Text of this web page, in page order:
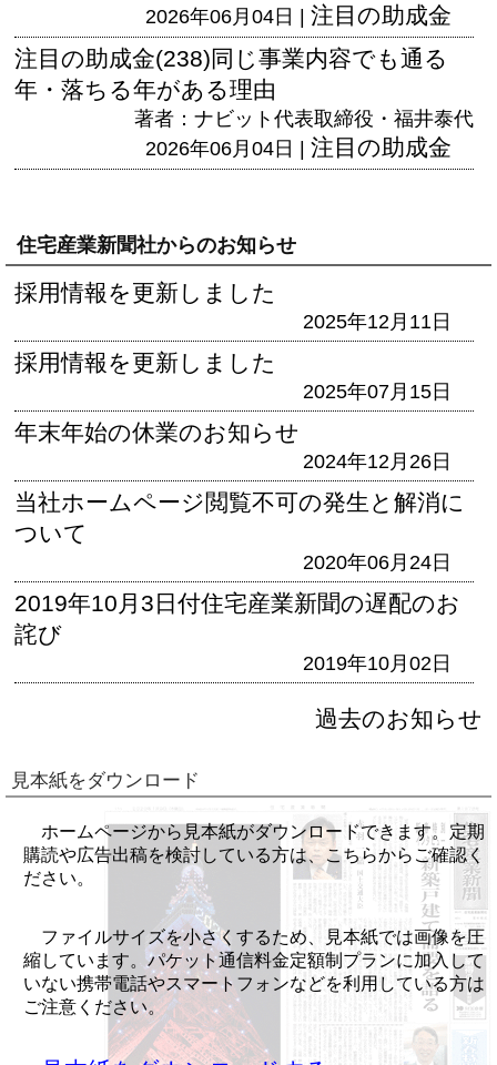
2026年06月04日 | 注目の助成金
注目の助成金(238)同じ事業内容でも通る
年・落ちる年がある理由
著者：ナビット代表取締役・福井泰代
2026年06月04日 | 注目の助成金
住宅産業新聞社からのお知らせ
採用情報を更新しました
2025年12月11日
採用情報を更新しました
2025年07月15日
年末年始の休業のお知らせ
2024年12月26日
当社ホームページ閲覧不可の発生と解消に
ついて
2020年06月24日
2019年10月3日付住宅産業新聞の遅配のお
詫び
2019年10月02日
過去のお知らせ
見本紙をダウンロード
ホームページから見本紙がダウンロードできます。定期
購読や広告出稿を検討している方は、こちらからご確認く
ださい。
ファイルサイズを小さくするため、見本紙では画像を圧
縮しています。パケット通信料金定額制プランに加入して
いない携帯電話やスマートフォンなどを利用している方は
ご注意ください。